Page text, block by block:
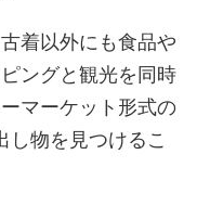
着以外にも食品や
ングと観光を同時
マーケット形式の
し物を見つけるこ